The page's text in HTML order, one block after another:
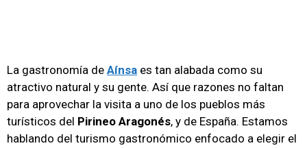
La gastronomía de Aínsa es tan alabada como su
atractivo natural y su gente. Así que razones no faltan
para aprovechar la visita a uno de los pueblos más
turísticos del Pirineo Aragonés, y de España. Estamos
hablando del turismo gastronómico enfocado a elegir el